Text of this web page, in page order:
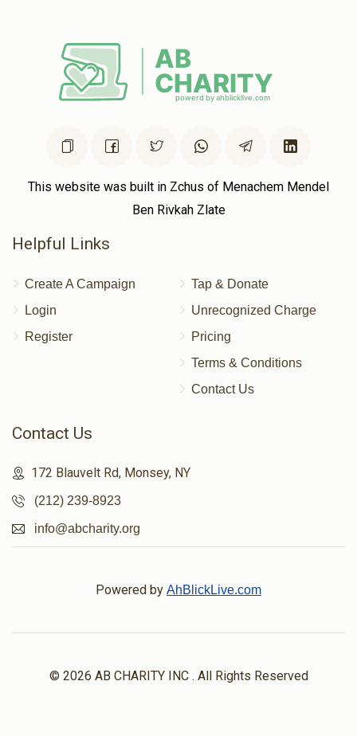
This website was built in Zchus of Menachem Mendel
Ben Rivkah Zlate
Helpful Links
Create A Campaign
Login
Register
Tap & Donate
Unrecognized Charge
Pricing
Terms & Conditions
Contact Us
Contact Us
172 Blauvelt Rd, Monsey, NY
(212) 239-8923
info@abcharity.org
Powered by AhBlickLive.com
© 2026 AB CHARITY INC . All Rights Reserved